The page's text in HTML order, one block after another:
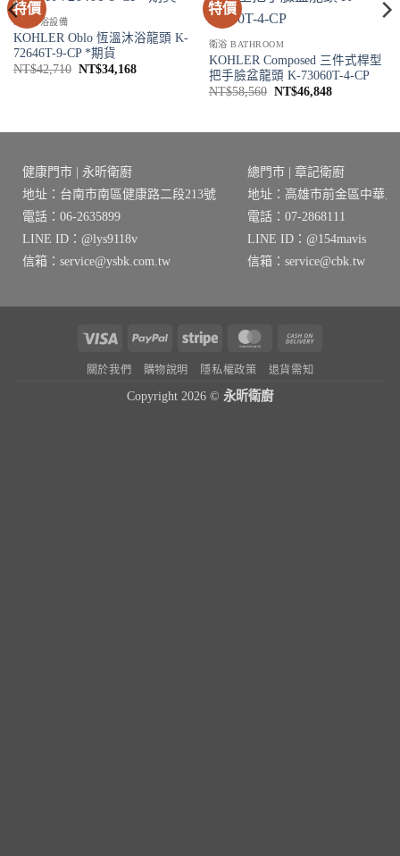
特價
SPA淋浴設備
KOHLER Oblo 恆溫沐浴龍頭 K-
72646T-9-CP *期貨
NT$42,710 原
NT$34,168目
特價
衛浴 BATHROOM
KOHLER Composed 三件式桿型
把手臉盆龍頭 K-73060T-4-CP
NT$58,560 原
NT$46,848目
健康門市 | 永昕衛廚
地址：台南市南區健康路二段213號
電話：06-2635899
LINE ID：@lys9118v
信箱：service@ysbk.com.tw
總門市 | 章記衛廚
地址：高雄市前金區中華三
電話：07-2868111
LINE ID：@154mavis
信箱：service@cbk.tw
Visa PayPal Stripe MasterCard
關於我們 購物說明 隱私權政策 退貨需知
Copyright 2026 © 永昕衛廚